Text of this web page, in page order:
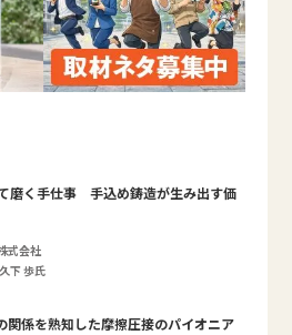
磨く手仕事 手込め鋳造が生み出す価
式会社
下 歩氏
関係を熟知した摩擦圧接のパイオニア